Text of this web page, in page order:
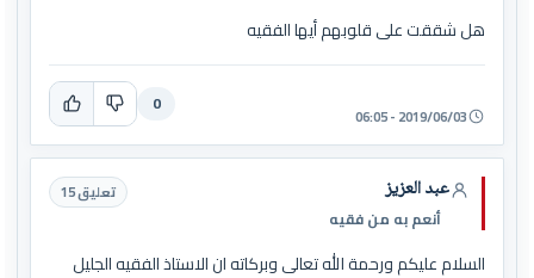
هل شققت على قلوبهم أيها الفقيه
2019/06/03 - 06:05
0
عبد العزيز
أنعم به من فقيه
تعليق 15
السلام عليكم ورحمة الله تعالى وبركاته ان الاستاذ الفقيه الجليل